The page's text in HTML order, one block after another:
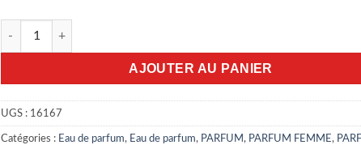
quantité de Saffron Oud Arabian oud 100 ml
AJOUTER AU PANIER
UGS : 16167
Catégories : Eau de parfum, Eau de parfum, PARFUM , PARFUM FEMME ,